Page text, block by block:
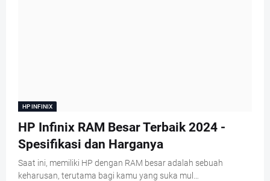
HP INFINIX
HP Infinix RAM Besar Terbaik 2024 -
Spesifikasi dan Harganya
Saat ini, memiliki HP dengan RAM besar adalah sebuah
keharusan, terutama bagi kamu yang suka mul…